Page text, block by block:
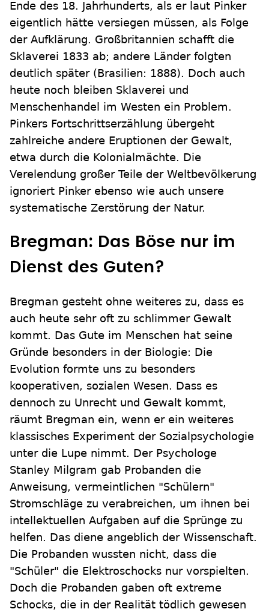
Ende des 18. Jahrhunderts, als er laut Pinker
eigentlich hätte versiegen müssen, als Folge
der Aufklärung. Großbritannien schafft die
Sklaverei 1833 ab; andere Länder folgten
deutlich später (Brasilien: 1888). Doch auch
heute noch bleiben Sklaverei und
Menschenhandel im Westen ein Problem.
Pinkers Fortschrittserzählung übergeht
zahlreiche andere Eruptionen der Gewalt,
etwa durch die Kolonialmächte. Die
Verelendung großer Teile der Weltbevölkerung
ignoriert Pinker ebenso wie auch unsere
systematische Zerstörung der Natur.
Bregman: Das Böse nur im
Dienst des Guten?
Bregman gesteht ohne weiteres zu, dass es
auch heute sehr oft zu schlimmer Gewalt
kommt. Das Gute im Menschen hat seine
Gründe besonders in der Biologie: Die
Evolution formte uns zu besonders
kooperativen, sozialen Wesen. Dass es
dennoch zu Unrecht und Gewalt kommt,
räumt Bregman ein, wenn er ein weiteres
klassisches Experiment der Sozialpsychologie
unter die Lupe nimmt. Der Psychologe
Stanley Milgram gab Probanden die
Anweisung, vermeintlichen "Schülern"
Stromschläge zu verabreichen, um ihnen bei
intellektuellen Aufgaben auf die Sprünge zu
helfen. Das diene angeblich der Wissenschaft.
Die Probanden wussten nicht, dass die
"Schüler" die Elektroschocks nur vorspielten.
Doch die Probanden gaben oft extreme
Schocks, die in der Realität tödlich gewesen